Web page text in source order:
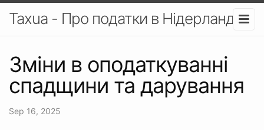
Taxua - Про податки в Нідерландах
Зміни в оподаткуванні
спадщини та дарування
Sep 16, 2025